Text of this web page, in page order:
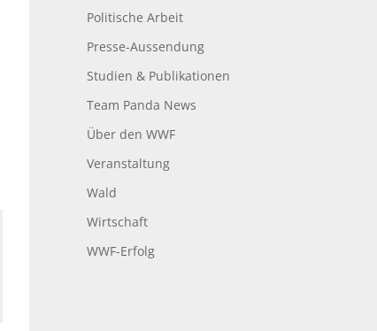
Politische Arbeit
Presse-Aussendung
Studien & Publikationen
Team Panda News
Über den WWF
Veranstaltung
Wald
Wirtschaft
WWF-Erfolg